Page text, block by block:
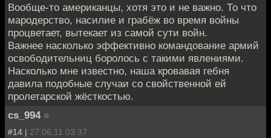
Вообще-то американцы, хотя это и не важно. То что
мародерство, насилие и грабёж во время войны
процветает, вытекает из самой сути войн.
Важнее насколько эффективно командование армий
освободительниц боролось с такими явлениями.
Насколько мне известно, наша кровавая гебня
давила подобные случаи со свойственной ей
пролетарской жёсткостью.
cs_994 »
#14 | 27.06.11 03:37